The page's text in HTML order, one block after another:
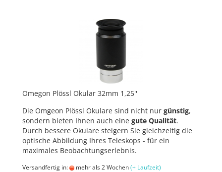
Omegon Plössl Okular 32mm 1,25''
Die Omgeon Plössl Okulare sind nicht nur günstig,
sondern bieten Ihnen auch eine gute Qualität.
Durch bessere Okulare steigern Sie gleichzeitig die
optische Abbildung Ihres Teleskops - für ein
maximales Beobachtungserlebnis.
Versandfertig in: mehr als 2 Wochen(+ Laufzeit)